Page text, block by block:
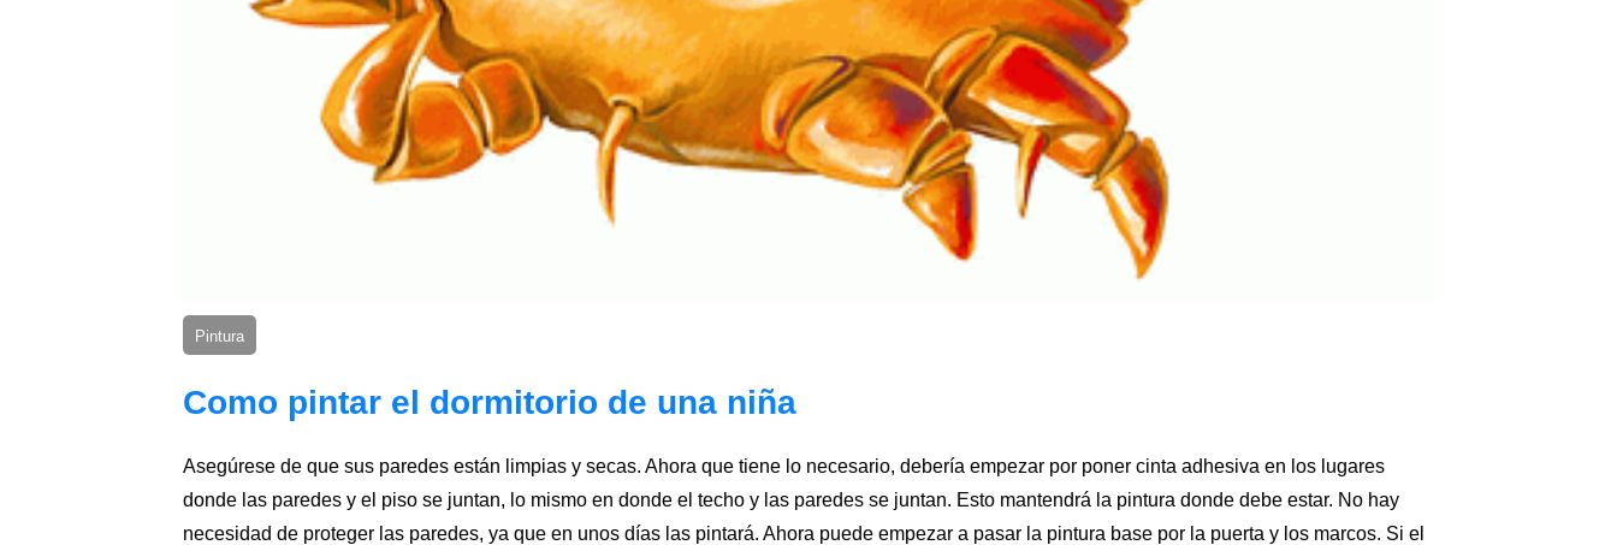
Pintura
Como pintar el dormitorio de una niña
Asegúrese de que sus paredes están limpias y secas. Ahora que tiene lo necesario, debería empezar por poner cinta adhesiva en los lugares
donde las paredes y el piso se juntan, lo mismo en donde el techo y las paredes se juntan. Esto mantendrá la pintura donde debe estar. No hay
necesidad de proteger las paredes, ya que en unos días las pintará. Ahora puede empezar a pasar la pintura base por la puerta y los marcos. Si el